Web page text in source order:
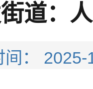
道：
间：